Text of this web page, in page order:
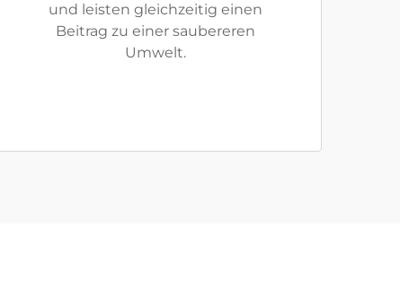
und leisten gleichzeitig einen
Beitrag zu einer saubereren
Umwelt.